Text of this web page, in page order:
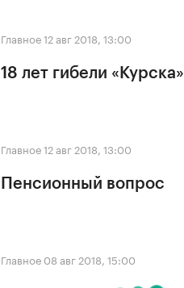
Главное12 авг 2018, 13:00
18 лет гибели «Курска»
Главное12 авг 2018, 13:00
Пенсионный вопрос
Главное 08 авг 2018, 15:00